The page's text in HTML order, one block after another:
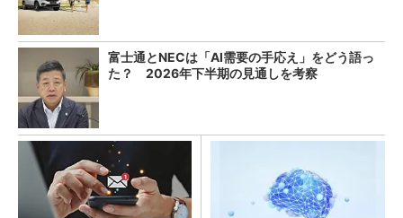
富士通とNECは「AI需要の手応え」をどう語っ
た？ 2026年下半期の見通しを考察